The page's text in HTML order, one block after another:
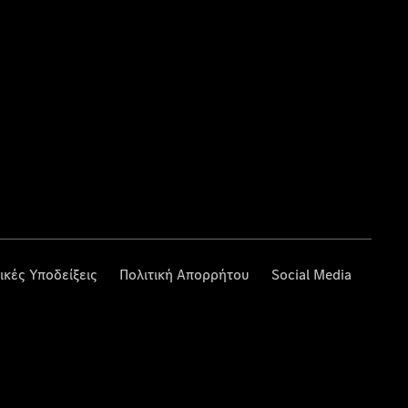
Υποδείξεις Πολιτική Απορρήτου Social Media